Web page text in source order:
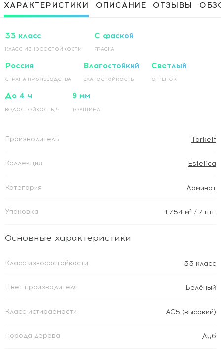
покрытия на основание по прямой
Приклеивание ламинированного
ХАРАКТЕРИСТИКИ ОПИСАНИЕ ОТЗЫВЫ
33 класс
КЛАСС ИЗНОСОСТОЙКОСТИ
С фаской
ФАСКА
Россия
СТРАНА ПРОИЗВОДСТВА
Влагостойкий
ВЛАГОСТОЙКОСТЬ
Светлый
ОТТЕНОК
До 4 ч
ВОДОСТОЙКОСТЬ, Ч
9 мм
ТОЛЩИНА
Производитель Tarkett
Коллекция Estetica
Категория Ламинат
Упаковка 1.754 м² / 7 шт.
Основные характеристики
Класс износостойкости 33 класс
Цвет производителя Белёный
Класс истираемости АС5 (высокий)
Порода дерева Дуб